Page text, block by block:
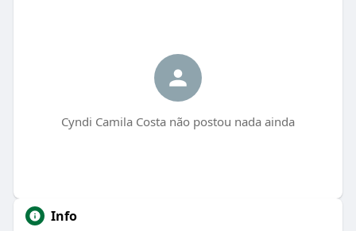
Cyndi Camila Costa não postou nada ainda
Info